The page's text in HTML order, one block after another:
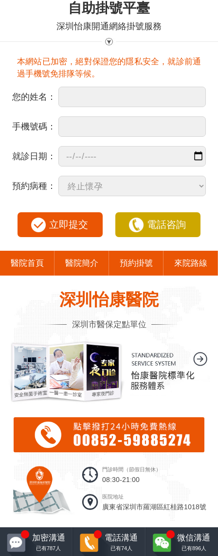
自助掛號平臺
深圳怡康開通網絡掛號服務
本網站已加密，絕對保證您的隱私安全，就診前通
過手機號免排隊等候。
您的姓名：
手機號碼：
就診日期：
預約病種：
立即提交 電話咨詢
醫院首頁 醫院簡介 預約掛號 來院路線
深圳怡康醫院
深圳市醫保定點單位
門診時間（節假日無休）
08:30-21:00
医院地址
廣東省深圳市羅湖區紅桂路1018號
加密溝通
已有787 人
電話溝通
已有74人
微信溝通
已有896人